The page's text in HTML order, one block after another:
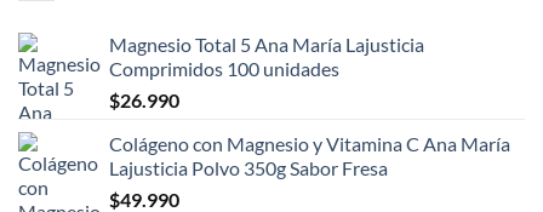
Magnesio Total 5 Ana María Lajusticia
Comprimidos 100 unidades
$26.990
Colágeno con Magnesio y Vitamina C Ana María
Lajusticia Polvo 350g Sabor Fresa
$49.990